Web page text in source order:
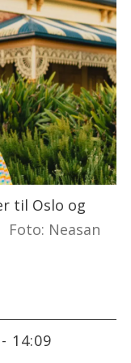
til Oslo og
Foto: Neasan
- 14:09